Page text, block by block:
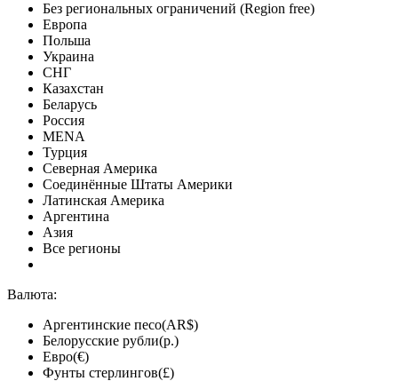
Без региональных ограничений (Region free)
Европа
Польша
Украина
СНГ
Казахстан
Беларусь
Россия
MENA
Турция
Северная Америка
Соединённые Штаты Америки
Латинская Америка
Аргентина
Азия
Все регионы
Валюта:
Аргентинские песо(AR$)
Белорусские рубли(р.)
Евро(€)
Фунты стерлингов(£)